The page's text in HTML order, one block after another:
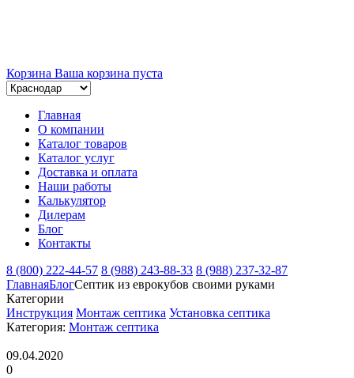
Корзина Ваша корзина пуста
Главная
О компании
Каталог товаров
Каталог услуг
Доставка и оплата
Наши работы
Калькулятор
Дилерам
Блог
Контакты
8 (800) 222-44-57 8 (988) 243-88-33 8 (988) 237-32-87
ГлавнаяБлогСептик из еврокубов своими руками
Категории
Инструкция Монтаж септика Установка септика
Категория: Монтаж септика
09.04.2020
0